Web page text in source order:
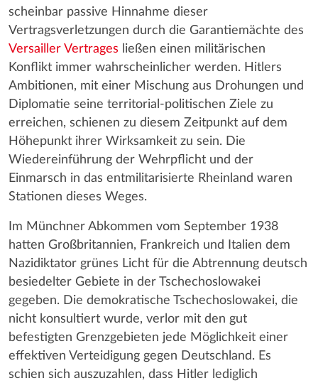
scheinbar passive Hinnahme dieser
Vertragsverletzungen durch die Garantiemächte des
Versailler Vertrages ließen einen militärischen
Konflikt immer wahrscheinlicher werden. Hitlers
Ambitionen, mit einer Mischung aus Drohungen und
Diplomatie seine territorial-politischen Ziele zu
erreichen, schienen zu diesem Zeitpunkt auf dem
Höhepunkt ihrer Wirksamkeit zu sein. Die
Wiedereinführung der Wehrpflicht und der
Einmarsch in das entmilitarisierte Rheinland waren
Stationen dieses Weges.
Im Münchner Abkommen vom September 1938
hatten Großbritannien, Frankreich und Italien dem
Nazidiktator grünes Licht für die Abtrennung deutsch
besiedelter Gebiete in der Tschechoslowakei
gegeben. Die demokratische Tschechoslowakei, die
nicht konsultiert wurde, verlor mit den gut
befestigten Grenzgebieten jede Möglichkeit einer
effektiven Verteidigung gegen Deutschland. Es
schien sich auszuzahlen, dass Hitler lediglich